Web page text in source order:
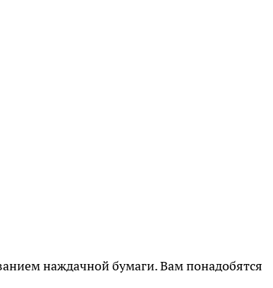
наждачной бумаги. Вам понадобятся